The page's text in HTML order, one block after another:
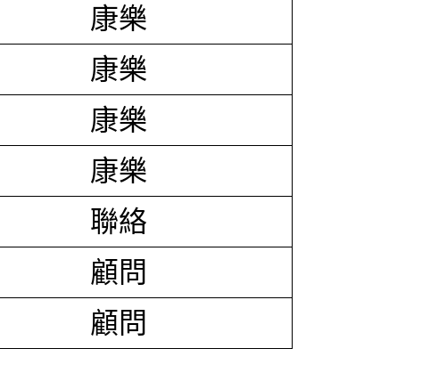
康樂
康樂
康樂
康樂
聯絡
顧問
顧問